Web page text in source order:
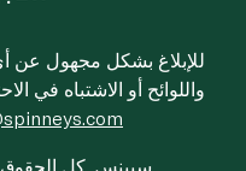
للإبلاغ بشكل مجهول عن
واللوائح أو الاشتباه في
© 2020-2026 سبينس. كل